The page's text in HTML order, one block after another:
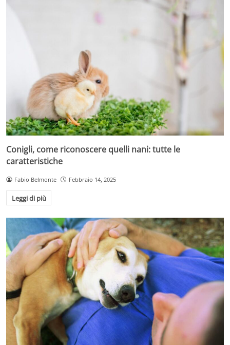
Conigli, come riconoscere quelli nani: tutte le
caratteristiche
Fabio Belmonte Febbraio 14, 2025
Leggi di più